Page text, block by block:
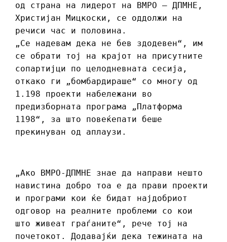
од страна на лидерот на ВМРО – ДПМНЕ,
Христијан Мицкоски, се оддолжи на
речиси час и половина.
„Се надевам дека не бев здодевен“, им
се обрати тој на крајот на присутните
сопартијци по целодневната сесија,
откако ги „бомбардираше“ со многу од
1.198 проекти набележани во
предизборната програма „Платформа
1198“, за што повеќепати беше
прекинуван од аплаузи.
„Ако ВМРО-ДПМНЕ знае да направи нешто
навистина добро тоа е да прави проекти
и програми кои ќе бидат најдобриот
одговор на реалните проблеми со кои
што живеат граѓаните“, рече тој на
почетокот. Додавајќи дека тежината на